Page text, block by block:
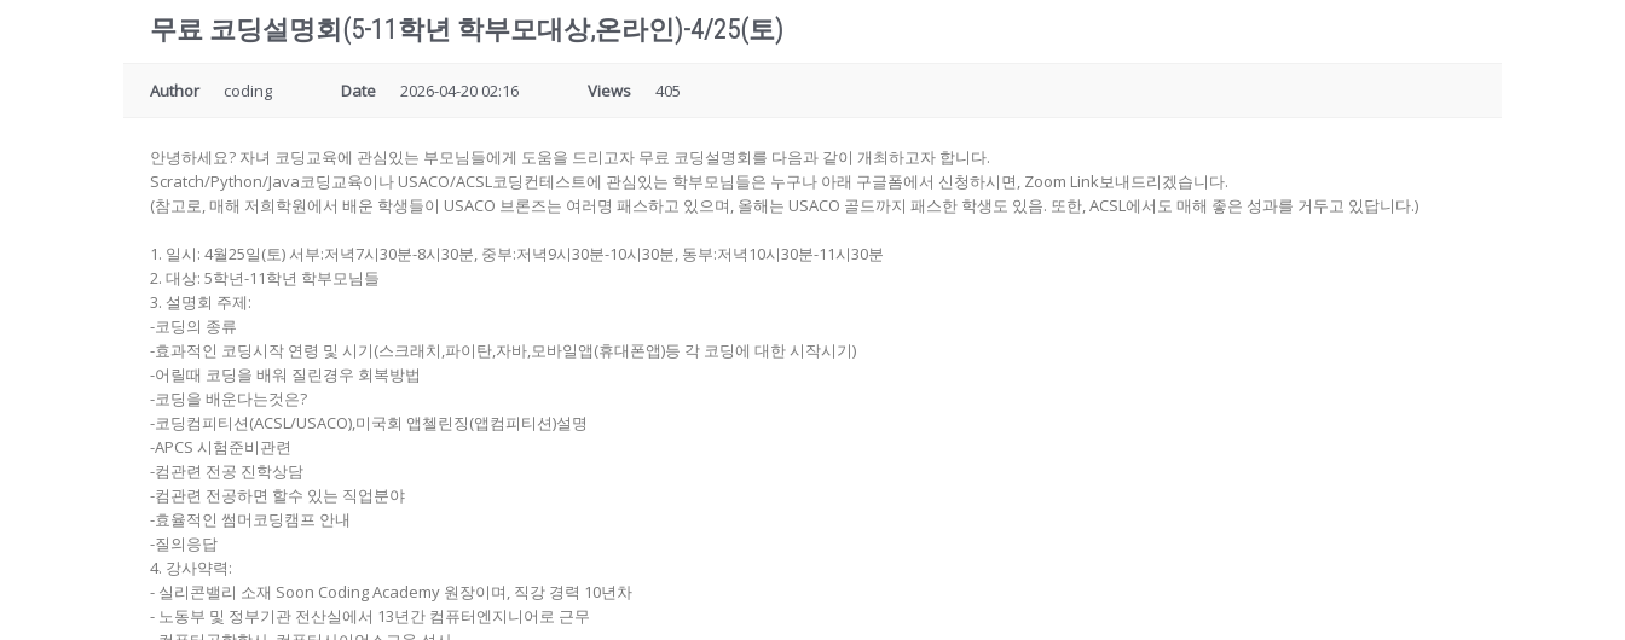
무료 코딩설명회(5-11학년 학부모대상,온라인)-4/25(토)
Author coding Date 2026-04-20 02:16 Views 405
안녕하세요? 자녀 코딩교육에 관심있는 부모님들에게 도움을 드리고자 무료 코딩설명회를 다음과 같이 개최하고자 합니다.
Scratch/Python/Java코딩교육이나 USACO/ACSL코딩컨테스트에 관심있는 학부모님들은 누구나 아래 구글폼에서 신청하시면, Zoom Link보내드리겠습니다.
(참고로, 매해 저희학원에서 배운 학생들이 USACO 브론즈는 여러명 패스하고 있으며, 올해는 USACO 골드까지 패스한 학생도 있음. 또한, ACSL에서도 매해 좋은 성과를 거두고 있답니다.)
1. 일시: 4월25일(토) 서부:저녁7시30분-8시30분, 중부:저녁9시30분-10시30분, 동부:저녁10시30분-11시30분
2. 대상: 5학년-11학년 학부모님들
3. 설명회 주제:
-코딩의 종류
-효과적인 코딩시작 연령 및 시기(스크래치,파이탄,자바,모바일앱(휴대폰앱)등 각 코딩에 대한 시작시기)
-어릴때 코딩을 배워 질린경우 회복방법
-코딩을 배운다는것은?
-코딩컴피티션(ACSL/USACO),미국회 앱첼린징(앱컴피티션)설명
-APCS 시험준비관련
-컴관련 전공 진학상담
-컴관련 전공하면 할수 있는 직업분야
-효율적인 썸머코딩캠프 안내
-질의응답
4. 강사약력:
- 실리콘밸리 소재 Soon Coding Academy 원장이며, 직강 경력 10년차
- 노동부 및 정부기관 전산실에서 13년간 컴퓨터엔지니어로 근무